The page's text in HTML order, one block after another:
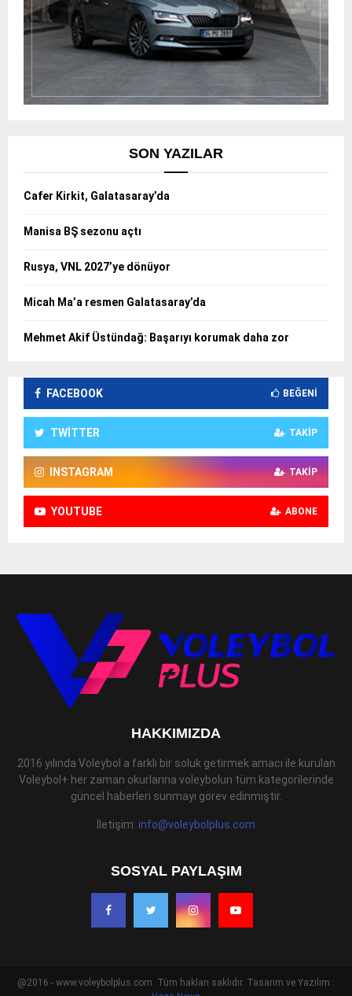
SON YAZILAR
Cafer Kirkit, Galatasaray’da
Manisa BŞ sezonu açtı
Rusya, VNL 2027’ye dönüyor
Micah Ma’a resmen Galatasaray’da
Mehmet Akif Üstündağ: Başarıyı korumak daha zor
FACEBOOK BEĞENI
TWITTER TAKIP
INSTAGRAM TAKIP
YOUTUBE ABONE
HAKKIMIZDA
2016 yılında Voleybol a farklı bir soluk getirmek amacı ile kurulan
Voleybol+ her zaman okurlarına voleybolun tüm kategorilerinde
güncel haberleri sunmayı görev edinmiştir.
İletişim: info@voleybolplus.com
SOSYAL PAYLAŞIM
@2016 - www.voleybolplus.com. Tüm hakları saklıdır. Tasarım ve Yazılım :